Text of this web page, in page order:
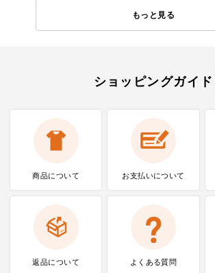
もっと見る
ショッピングガイド
商品について お支払いについて
返品について よくある質問